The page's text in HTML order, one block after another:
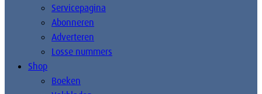
Servicepagina
Abonneren
Adverteren
Losse nummers
Shop
Boeken